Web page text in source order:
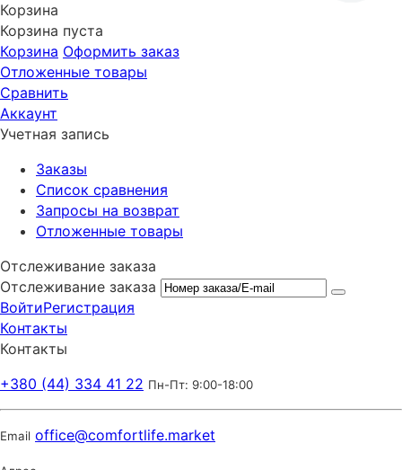
Корзина
Корзина пуста
Корзина Оформить заказ
Отложенные товары
Сравнить
Аккаунт
Учетная запись
Заказы
Список сравнения
Запросы на возврат
Отложенные товары
Отслеживание заказа
Отслеживание заказа
ВойтиРегистрация
Контакты
Контакты
+380 (44) 334 41 22 Пн-Пт: 9:00-18:00
Email office@comfortlife.market